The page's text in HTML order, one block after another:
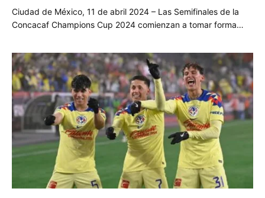
Ciudad de México, 11 de abril 2024 – Las Semifinales de la
Concacaf Champions Cup 2024 comienzan a tomar forma…